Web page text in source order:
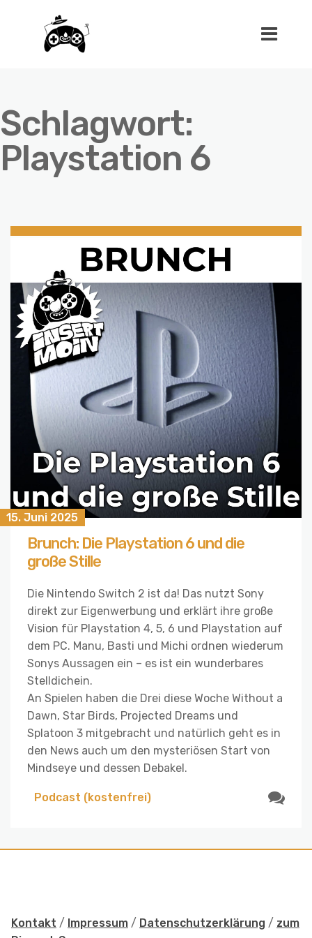
Schlagwort:
Playstation 6
15. Juni 2025
Brunch: Die Playstation 6 und die
große Stille
Die Nintendo Switch 2 ist da! Das nutzt Sony
direkt zur Eigenwerbung und erklärt ihre große
Vision für Playstation 4, 5, 6 und Playstation auf
dem PC. Manu, Basti und Michi ordnen wiederum
Sonys Aussagen ein – es ist ein wunderbares
Stelldichein.
An Spielen haben die Drei diese Woche Without a
Dawn, Star Birds, Projected Dreams und
Splatoon 3 mitgebracht und natürlich geht es in
den News auch um den mysteriösen Start von
Mindseye und dessen Debakel.
Podcast (kostenfrei)
Kontakt / Impressum / Datenschutzerklärung / zum